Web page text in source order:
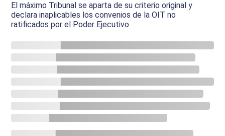
El máximo Tribunal se aparta de su criterio original y
declara inaplicables los convenios de la OIT no
ratificados por el Poder Ejecutivo